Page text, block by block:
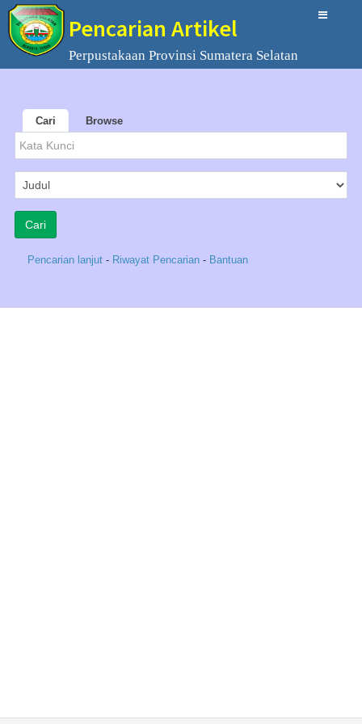
Pencarian Artikel
Perpustakaan Provinsi Sumatera Selatan
Cari Browse
Pencarian lanjut - Riwayat Pencarian - Bantuan